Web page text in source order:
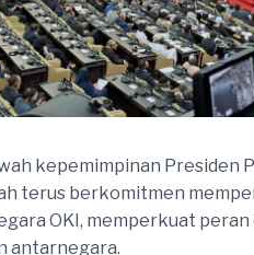
kepemimpinan Presiden
terus berkomitmen
OKI, memperkuat
antarnegara.